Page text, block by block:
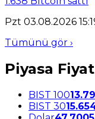
Pzt 03.08.2026
Tümünü gör ›
Piyasa
BIST 100
BIST 30